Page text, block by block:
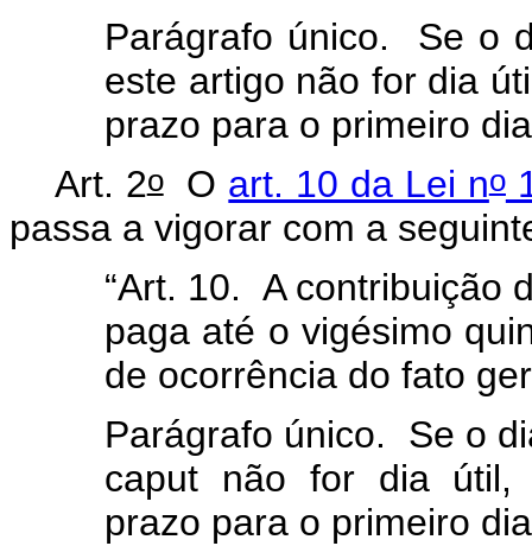
Parágrafo único. Se o
este artigo não for dia
prazo para o primeiro
Art. 2oO art. 10 da Lei no
passa a vigorar com a
“Art. 10. A contribuição
paga até o vigésimo
de ocorrência do fato
Parágrafo único. Se o
caput não for dia útil,
prazo para o primeiro